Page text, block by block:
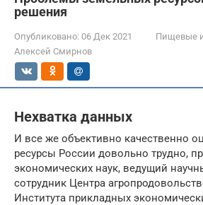
решения
Опубликовано: 06 Дек 2021
Пищевые
Алексей Смирнов
Нехватка данных
И все же объективно качественно
ресурсы России довольно трудно,
экономических наук, ведущий
сотрудник Центра
Института прикладных